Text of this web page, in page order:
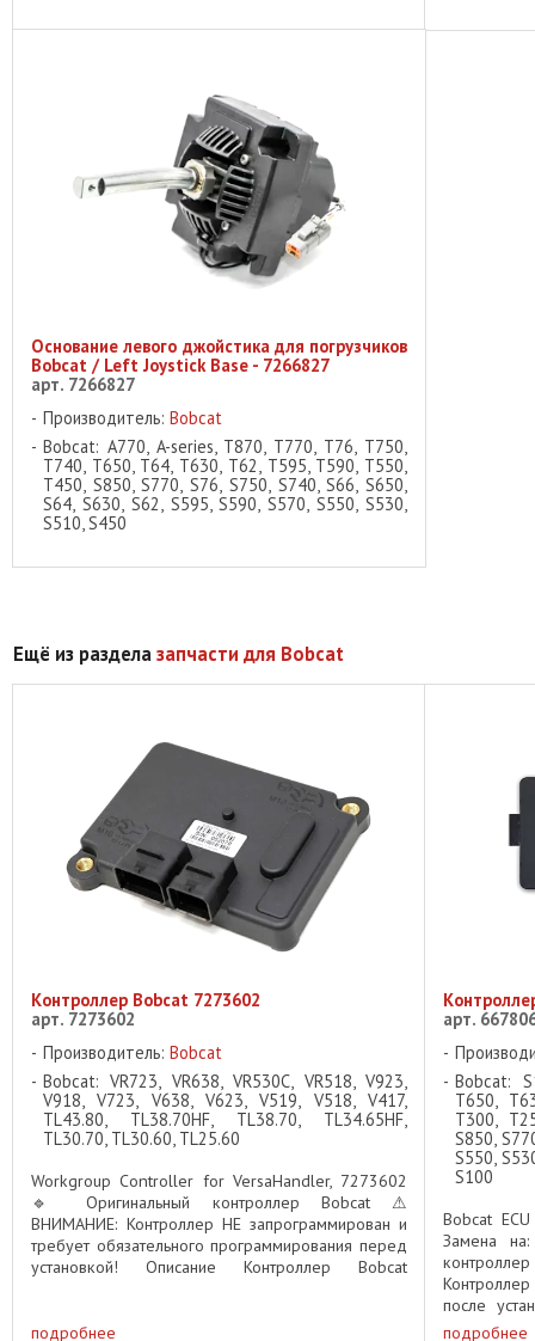
Основание левого джойстика для погрузчиков
Bobcat / Left Joystick Base - 7266827
арт. 7266827
Производитель: Bobcat
Bobcat: A770, A-series, T870, T770, T76, T750,
T740, T650, T64, T630, T62, T595, T590, T550,
T450, S850, S770, S76, S750, S740, S66, S650,
S64, S630, S62, S595, S590, S570, S550, S530,
S510, S450
Ещё из разделазапчасти для Bobcat
Контроллер Bobcat 7273602
арт. 7273602
Производитель: Bobcat
Bobcat: VR723, VR638, VR530C, VR518, V923,
V918, V723, V638, V623, V519, V518, V417,
TL43.80, TL38.70HF, TL38.70, TL34.65HF,
TL30.70, TL30.60, TL25.60
Workgroup Controller for VersaHandler, 7273602
🔹 Оригинальный контроллер Bobcat ⚠
ВНИМАНИЕ: Контроллер НЕ запрограммирован и
требует обязательного программирования перед
установкой! Описание Контроллер Bobcat
подробнее
арт.
Bobcat:
T650,
T300,
S850,
S550,
S100
Bobcat
Замена
после
данного
подробнее